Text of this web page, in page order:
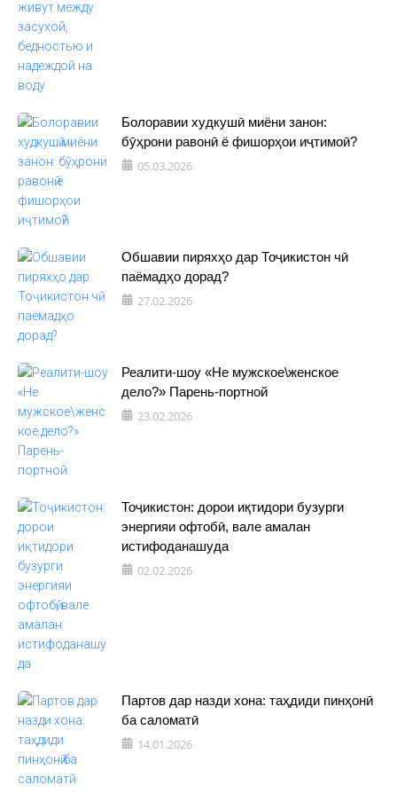
Болоравии худкушӣ миёни занон:
бӯҳрони равонӣ ё фишорҳои иҷтимоӣ?
05.03.2026
Обшавии пиряхҳо дар Тоҷикистон чӣ
паёмадҳо дорад?
27.02.2026
Реалити-шоу «Не мужское\женское
дело?» Парень-портной
23.02.2026
Тоҷикистон: дорои иқтидори бузурги
энергияи офтобӣ, вале амалан
истифоданашуда
02.02.2026
Партов дар назди хона: таҳдиди пинҳонӣ
ба саломатӣ
14.01.2026